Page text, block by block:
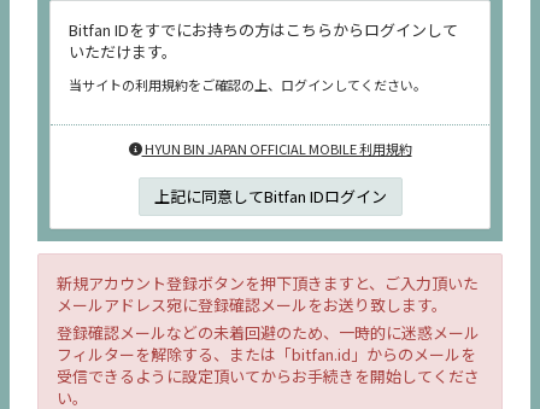
Bitfan IDをすでにお持ちの方はこちらからログインして
いただけます。
当サイトの利用規約をご確認の上、ログインしてください。
HYUN BIN JAPAN OFFICIAL MOBILE 利用規約
上記に同意してBitfan IDログイン
新規アカウント登録ボタンを押下頂きますと、ご入力頂いた
メールアドレス宛に登録確認メールをお送り致します。
登録確認メールなどの未着回避のため、一時的に迷惑メール
フィルターを解除する、または「bitfan.id」からのメールを
受信できるように設定頂いてからお手続きを開始してくださ
い。